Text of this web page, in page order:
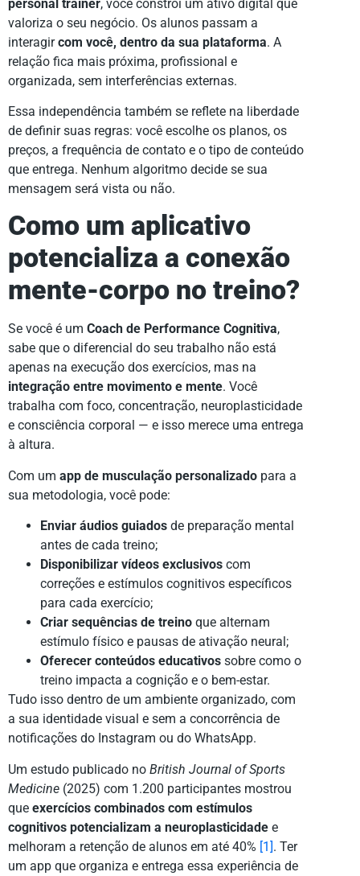
personal trainer, você constrói um ativo digital que
valoriza o seu negócio. Os alunos passam a
interagircom você, dentro da sua plataforma. A
relação fica mais próxima, profissional e
organizada, sem interferências externas.
Essa independência também se reflete na liberdade
de definir suas regras: você escolhe os planos, os
preços, a frequência de contato e o tipo de conteúdo
que entrega. Nenhum algoritmo decide se sua
mensagem será vista ou não.
Como um aplicativo
potencializa a conexão
mente-corpo no treino?
Se você é um Coach de Performance Cognitiva,
sabe que o diferencial do seu trabalho não está
apenas na execução dos exercícios, mas na
integração entre movimento e mente. Você
trabalha com foco, concentração, neuroplasticidade
e consciência corporal — e isso merece uma entrega
à altura.
Com um app de musculação personalizado para a
sua metodologia, você pode:
Enviar áudios guiados de preparação mental
antes de cada treino;
Disponibilizar vídeos exclusivos com
correções e estímulos cognitivos específicos
para cada exercício;
Criar sequências de treino que alternam
estímulo físico e pausas de ativação neural;
Oferecer conteúdos educativos sobre como o
treino impacta a cognição e o bem-estar.
Tudo isso dentro de um ambiente organizado, com
a sua identidade visual e sem a concorrência de
notificações do Instagram ou do WhatsApp.
Um estudo publicado no British Journal of Sports
Medicine (2025) com 1.200 participantes mostrou
que exercícios combinados com estímulos
cognitivos potencializam a neuroplasticidade e
melhoram a retenção de alunos em até 40% [1]. Ter
um app que organiza e entrega essa experiência de